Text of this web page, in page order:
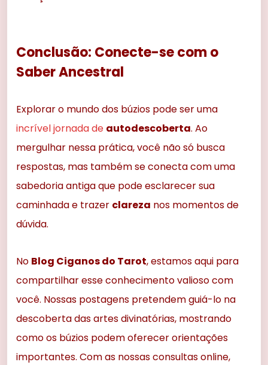
Conclusão: Conecte-se com o
Saber Ancestral
Explorar o mundo dos búzios pode ser uma
incrível jornada de autodescoberta. Ao
mergulhar nessa prática, você não só busca
respostas, mas também se conecta com uma
sabedoria antiga que pode esclarecer sua
caminhada e trazer clareza nos momentos de
dúvida.
No Blog Ciganos do Tarot, estamos aqui para
compartilhar esse conhecimento valioso com
você. Nossas postagens pretendem guiá-lo na
descoberta das artes divinatórias, mostrando
como os búzios podem oferecer orientações
importantes. Com as nossas consultas online,